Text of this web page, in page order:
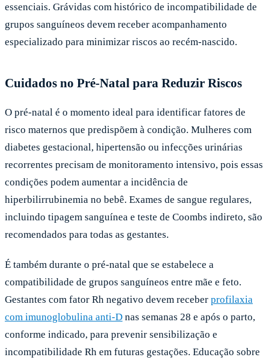
essenciais. Grávidas com histórico de incompatibilidade de
grupos sanguíneos devem receber acompanhamento
especializado para minimizar riscos ao recém-nascido.
Cuidados no Pré-Natal para Reduzir Riscos
O pré-natal é o momento ideal para identificar fatores de
risco maternos que predispõem à condição. Mulheres com
diabetes gestacional, hipertensão ou infecções urinárias
recorrentes precisam de monitoramento intensivo, pois essas
condições podem aumentar a incidência de
hiperbilirrubinemia no bebê. Exames de sangue regulares,
incluindo tipagem sanguínea e teste de Coombs indireto, são
recomendados para todas as gestantes.
É também durante o pré-natal que se estabelece a
compatibilidade de grupos sanguíneos entre mãe e feto.
Gestantes com fator Rh negativo devem receber profilaxia
com imunoglobulina anti-D nas semanas 28 e após o parto,
conforme indicado, para prevenir sensibilização e
incompatibilidade Rh em futuras gestações. Educação sobre